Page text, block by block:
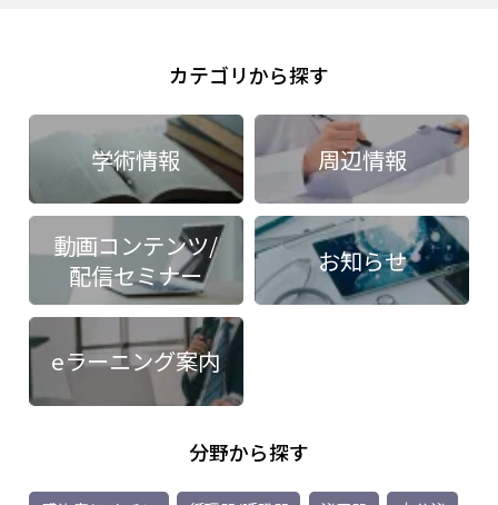
カテゴリから探す
学術情報 周辺情報
動画コンテンツ/
配信セミナー
お知らせ
eラーニング案内
分野から探す